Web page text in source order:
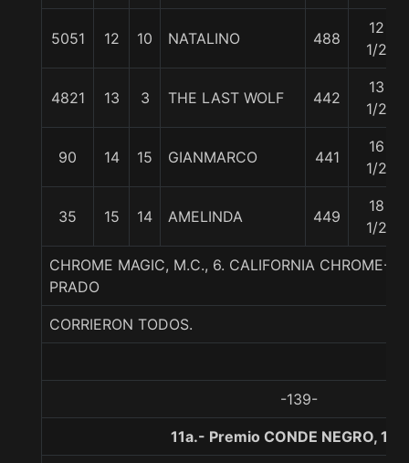
5051 12 10 NATALINO 488
12
1/2
4821 13 3 THE LAST WOLF 442
13
1/2
90 14 15 GIANMARCO 441
16
1/2
35 15 14 AMELINDA 449
18
1/2
CHROME MAGIC, M.C., 6. CALIFORNIA CHROME-
PRADO
CORRIERON TODOS.
-139-
11a.- Premio CONDE NEGRO,